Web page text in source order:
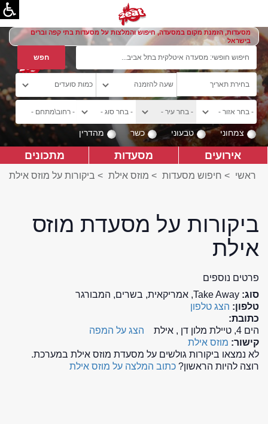
מסעדות, הזמנת מקום במסעדה, חיפוש והמלצות על מסעדות בתי קפה וברים
בישראל
צמחוני טבעוני כשר מהדרין
אירועים מסעדות מתכונים
ראשי > חיפוש מסעדות > מוזס אילת > ביקורות על מוזס אילת
ביקורות על מסעדת מוזס
אילת
פרטים נוספים
סוג: Take Away, אמריקאית, בשרים, המבורגר
טלפון: הצג טלפון
כתובת:
הים 4, טיילת מלון דן , אילת
הצג על המפה
קישור: מוזס אילת
לא נמצאו ביקורות גולשים על מסעדת מוזס אילת במערכת.
רוצה להיות הראשון? כתוב המלצה על מוזס אילת